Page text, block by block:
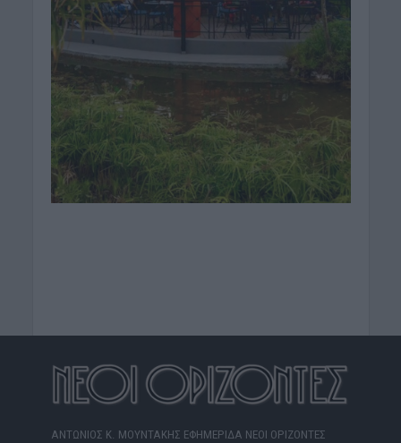
ΑΝΤΩΝΙΟΣ Κ. ΜΟΥΝΤΑΚΗΣ ΕΦΗΜΕΡΙΔΑ ΝΕΟΙ ΟΡΙΖΟΝΤΕΣ